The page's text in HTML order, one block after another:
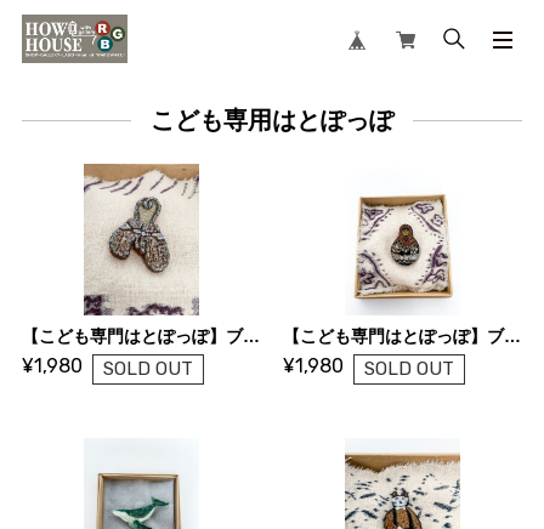
こども専用はとぽっぽ
【こども専門はとぽっぽ】ブローチ「MITTENS」
¥1,980 SOLD OUT
【こども専門はとぽっぽ】ブローチ「MATORYOSHKA」
¥1,980 SOLD OUT